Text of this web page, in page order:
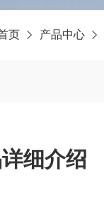
页 产品中心
细介绍